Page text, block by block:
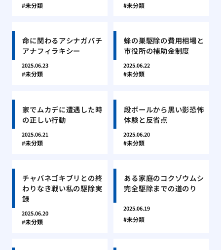
未分類 未分類
命に関わるアシナガバチ
アナフィラキシー
2025.06.23
未分類
蜂の巣駆除の費用相場と
市役所の補助金制度
2025.06.22
未分類
家でムカデに遭遇した時
の正しい行動
2025.06.21
未分類
段ボールから黒い影恐怖
体験と反省点
2025.06.20
未分類
チャバネゴキブリとの終
わりなき戦い私の駆除実
録
2025.06.20
未分類
ある家庭のコクゾウムシ
完全駆除までの道のり
2025.06.19
未分類